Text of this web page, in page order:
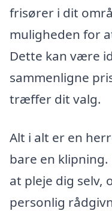
frisører i dit
muligheden for
Dette kan være
sammenligne
træffer dit valg.
Alt i alt er en
bare en
at pleje dig selv,
personlig